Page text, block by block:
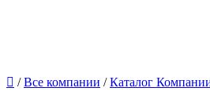
 /Все компании /Каталог